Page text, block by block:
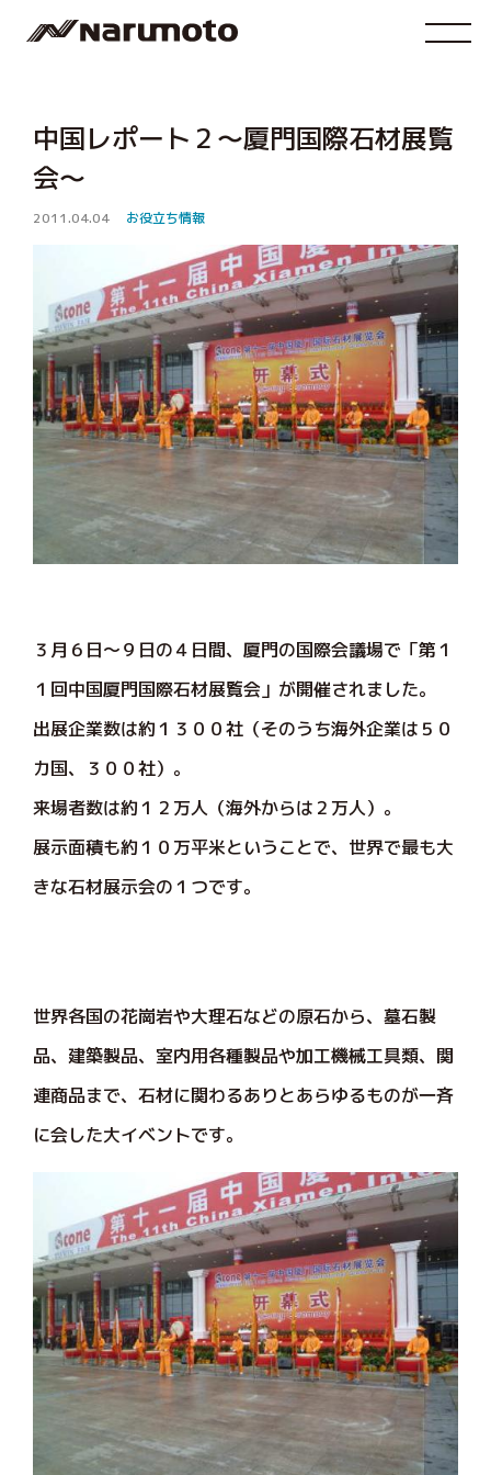
中国レポート２～厦門国際石材展覧
会～
2011.04.04 お役立ち情報
３月６日～９日の４日間、厦門の国際会議場で「第１
１回中国厦門国際石材展覧会」が開催されました。
出展企業数は約１３００社（そのうち海外企業は５０
カ国、３００社）。
来場者数は約１２万人（海外からは２万人）。
展示面積も約１０万平米ということで、世界で最も大
きな石材展示会の１つです。
世界各国の花崗岩や大理石などの原石から、墓石製
品、建築製品、室内用各種製品や加工機械工具類、関
連商品まで、石材に関わるありとあらゆるものが一斉
に会した大イベントです。